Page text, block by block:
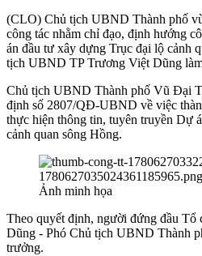
(CLO) Chủ tịch UBND Thành phố
công tác nhằm chỉ đạo, định hướng
án đầu tư xây dựng Trục đại lộ cảnh
tịch UBND TP Trương Việt Dũng
Chủ tịch UBND Thành phố Vũ Đại
định số 2807/QĐ-UBND về việc
thực hiện thông tin, tuyên truyền Dự
cảnh quan sông Hồng.
Ảnh minh họa
Theo quyết định, người đứng đầu Tổ
Dũng - Phó Chủ tịch UBND Thành
trưởng.